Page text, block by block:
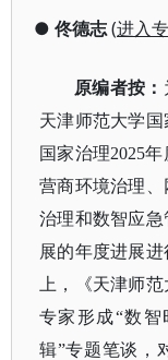
● 佟德志(进入
原编者按 ：
天津师范大学
国家治理2025
营商环境治理
治理和数智应
展的年度进展
上，《天津师
专家形成“数
辑”专题笔谈，